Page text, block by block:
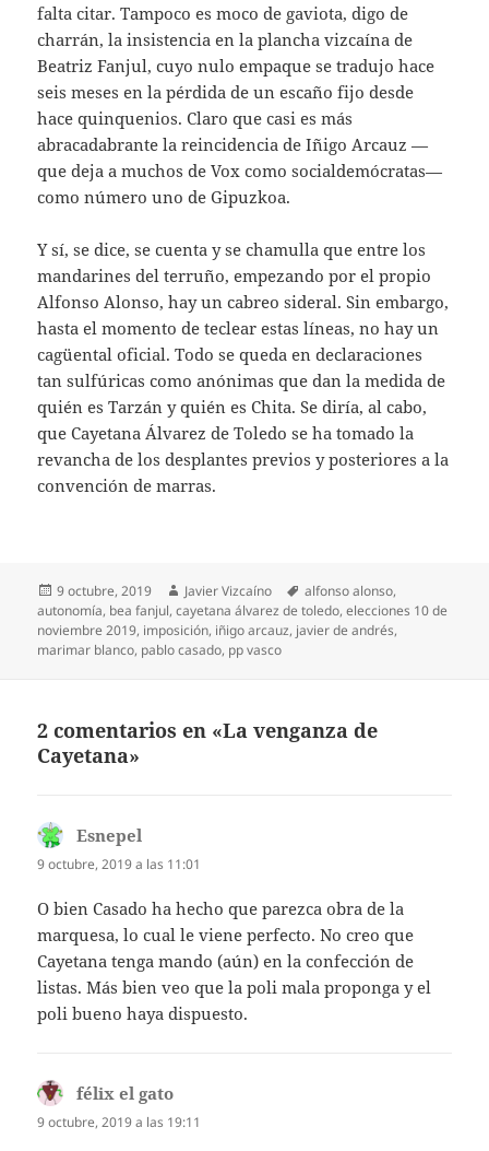
falta citar. Tampoco es moco de gaviota, digo de
charrán, la insistencia en la plancha vizcaína de
Beatriz Fanjul, cuyo nulo empaque se tradujo hace
seis meses en la pérdida de un escaño fijo desde
hace quinquenios. Claro que casi es más
abracadabrante la reincidencia de Iñigo Arcauz —
que deja a muchos de Vox como socialdemócratas—
como número uno de Gipuzkoa.
Y sí, se dice, se cuenta y se chamulla que entre los
mandarines del terruño, empezando por el propio
Alfonso Alonso, hay un cabreo sideral. Sin embargo,
hasta el momento de teclear estas líneas, no hay un
cagüental oficial. Todo se queda en declaraciones
tan sulfúricas como anónimas que dan la medida de
quién es Tarzán y quién es Chita. Se diría, al cabo,
que Cayetana Álvarez de Toledo se ha tomado la
revancha de los desplantes previos y posteriores a la
convención de marras.
Publicado
el
9 octubre, 2019 Autor
Javier Vizcaíno Etiquetas
alfonso alonso,
autonomía, bea fanjul,cayetana álvarez de toledo,elecciones 10 de
noviembre 2019, imposición, iñigo arcauz, javier de andrés,
marimar blanco, pablo casado, pp vasco
2 comentarios en «La venganza de
Cayetana»
Esnepel
9 octubre, 2019 a las 11:01
O bien Casado ha hecho que parezca obra de la
marquesa, lo cual le viene perfecto. No creo que
Cayetana tenga mando (aún) en la confección de
listas. Más bien veo que la poli mala proponga y el
poli bueno haya dispuesto.
félix el gato
9 octubre, 2019 a las 19:11